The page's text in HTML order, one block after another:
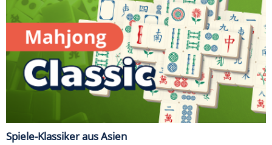
Spiele-Klassiker aus Asien